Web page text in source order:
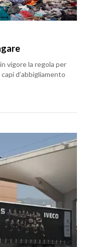
vigore la regola per
d’abbigliamento